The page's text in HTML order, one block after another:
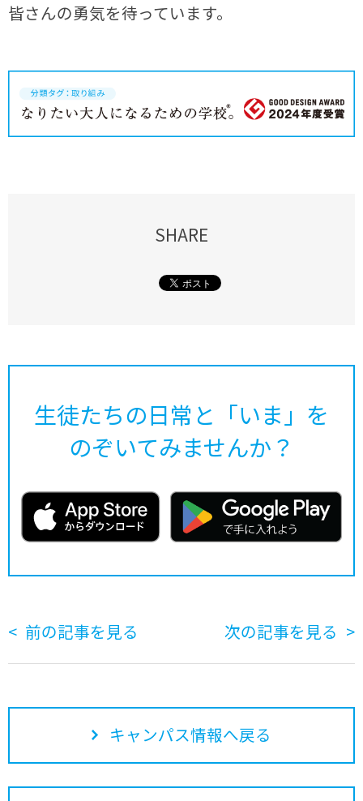
皆さんの勇気を待っています。
SHARE
生徒たちの日常と「いま」を
のぞいてみませんか？
前の記事を見る 次の記事を見る
キャンパス情報へ戻る